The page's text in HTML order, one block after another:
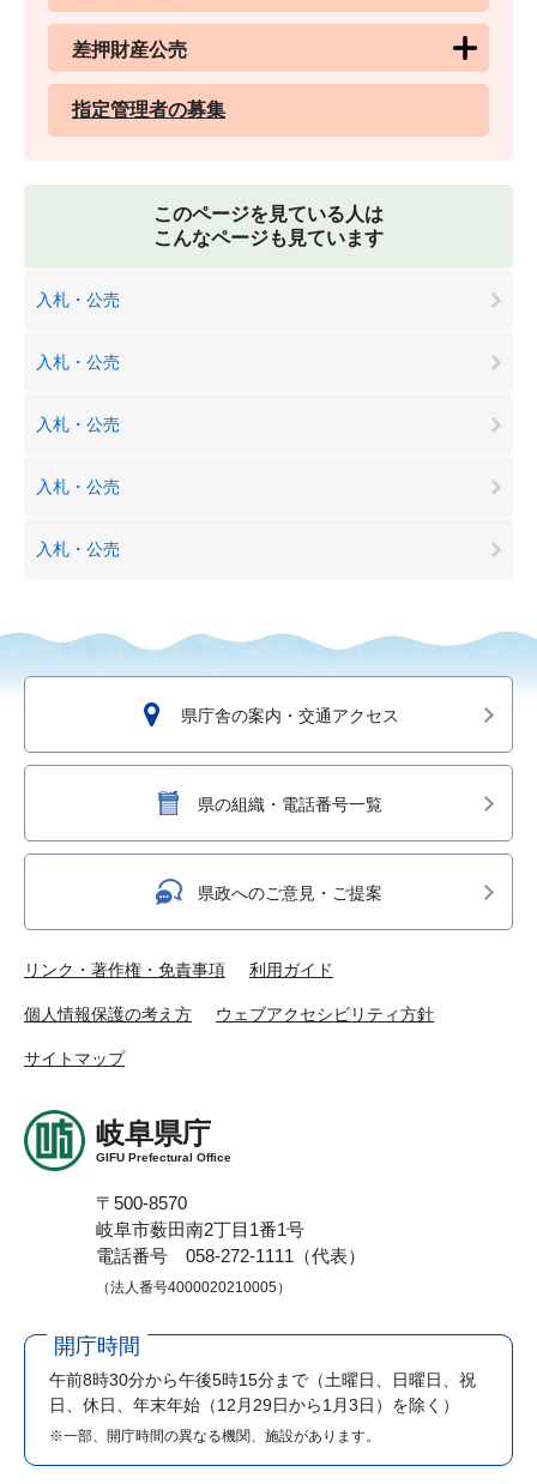
差押財産公売
指定管理者の募集
このページを見ている人は
こんなページも見ています
入札・公売
入札・公売
入札・公売
入札・公売
入札・公売
県庁舎の案内・交通アクセス
県の組織・電話番号一覧
県政へのご意見・ご提案
リンク・著作権・免責事項 利用ガイド
個人情報保護の考え方 ウェブアクセシビリティ方針
サイトマップ
岐阜県庁
GIFU Prefectural Office
〒500-8570
岐阜市薮田南2丁目1番1号
電話番号 058-272-1111（代表）
（法人番号4000020210005）
開庁時間
午前8時30分から午後5時15分まで （土曜日、日曜日、祝
日、休日、年末年始（12月29日から1月3日）を除く）
※一部、開庁時間の異なる機関、施設があります。